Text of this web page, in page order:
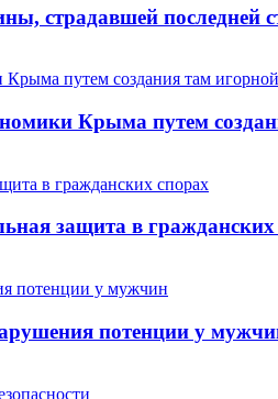
страдавшей последней
Крыма путем
защита в гражданских
потенции у